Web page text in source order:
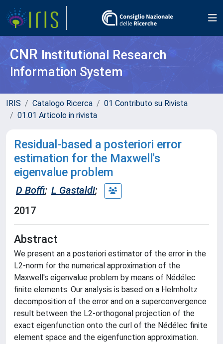
CNR Institutional Research
Information System
IRIS Catalogo Ricerca
01 Contributo su Rivista
01.01 Articolo in rivista
Residual-based a posteriori error
estimation for the Maxwell's
eigenvalue problem
D Boffi; L Gastaldi;
2017
Abstract
We present an a posteriori estimator of the error in the
L2-norm for the numerical approximation of the
Maxwell's eigenvalue problem by means of Nédélec
finite elements. Our analysis is based on a Helmholtz
decomposition of the error and on a superconvergence
result between the L2-orthogonal projection of the
exact eigenfunction onto the curl of the Nédélec finite
element space and the eigenfunction approximation.